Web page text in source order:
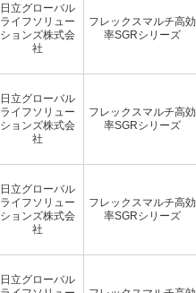
日立グローバル
ライフソリュー
ションズ株式会
社
フレックスマルチ高効
率SGRシリーズ
日立グローバル
ライフソリュー
ションズ株式会
社
フレックスマルチ高効
率SGRシリーズ
日立グローバル
ライフソリュー
ションズ株式会
社
フレックスマルチ高効
率SGRシリーズ
日立グローバル